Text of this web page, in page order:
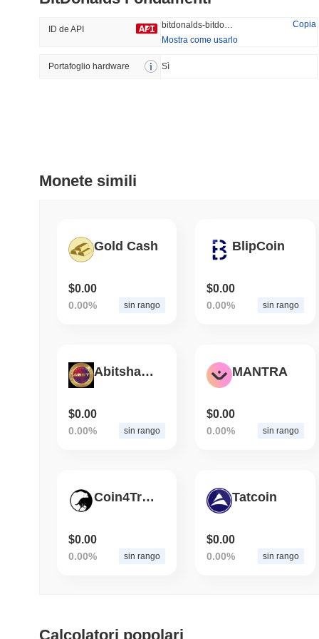
Tendenze
ID de API
Copia
Mostra come usarlo
Portafoglio hardware Sì
Monete simili
Gold Cash
$0.00
0.00% sin rango
BlipCoin
$0.00
0.00% sin rango
Abitshadow Token
$0.00
0.00% sin rango
MANTRA
$0.00
0.00% sin rango
Coin4Trade
$0.00
0.00% sin rango
Tatcoin
$0.00
0.00% sin rango
Calcolatori popolari